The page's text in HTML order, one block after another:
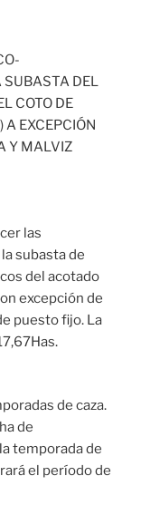
SUBASTA DEL
COTO DE
EXCEPCIÓN
Y MALVIZ
las
subasta de
del acotado
excepción de
puesto fijo. La
de caza.
de
temporada de
el período de